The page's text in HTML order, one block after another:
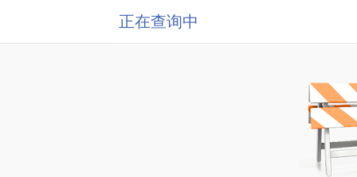
正在查询中